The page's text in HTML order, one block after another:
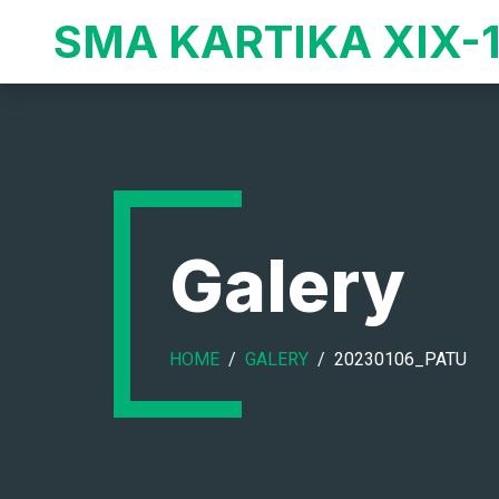
SMA KARTIKA XIX-1
Galery
HOME GALERY 20230106_PATU